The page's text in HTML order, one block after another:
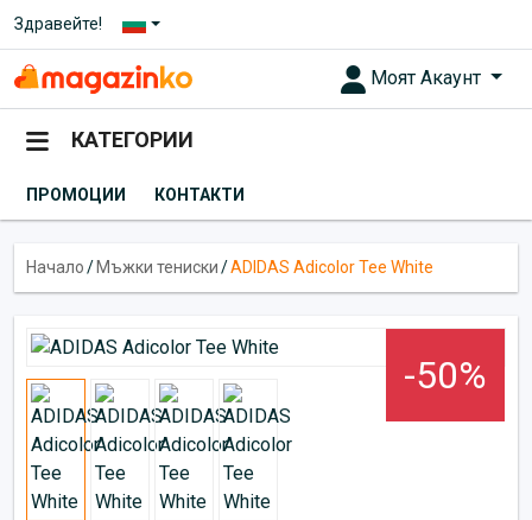
Здравейте!
Моят Акаунт
КАТЕГОРИИ
ПРОМОЦИИ КОНТАКТИ
Начало/ Мъжки тениски/ADIDAS Adicolor Tee White
-50%